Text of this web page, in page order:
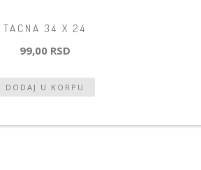
TACNA 34 X 24
99,00 RSD